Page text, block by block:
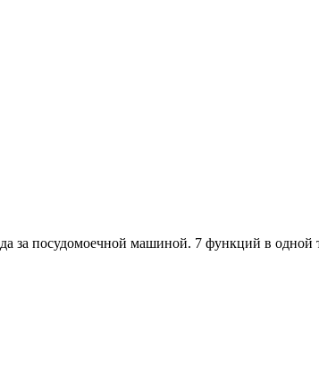
за посудомоечной машиной. 7 функций в одной